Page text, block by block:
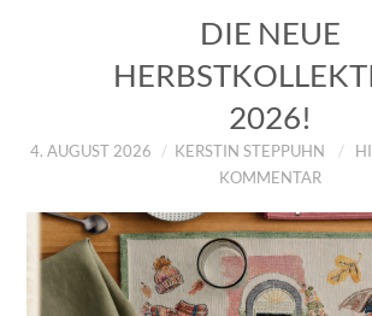
DIE NEUE
2026!
4. AUGUST 2026 KERSTIN STEPPUHN
KOMMENTAR